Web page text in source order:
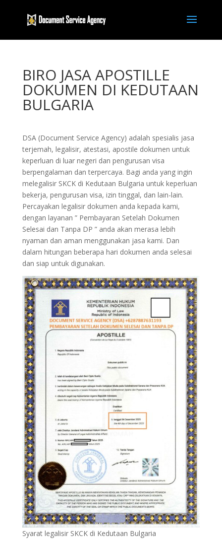
BIRO JASA APOSTILLE
DOKUMEN DI KEDUTAAN
BULGARIA
DSA (Document Service Agency) adalah spesialis jasa
terjemah, legalisir, atestasi, apostile dokumen untuk
keperluan di luar negeri dan pengurusan visa
berpengalaman dan terpercaya. Bagi anda yang ingin
melegalisir SKCK di Kedutaan Bulgaria untuk keperluan
bekerja, pengurusan visa, izin tinggal, dan lain-lain.
Percayakan legalisir dokumen anda kepada kami,
dengan layanan ” Pembayaran Setelah Dokumen
Selesai dan Tanpa DP ” anda akan merasa lebih
nyaman dan aman menggunakan jasa kami. Dan
dalam hitungan beberapa hari dokumen anda selesai
dan siap untuk digunakan.
Syarat legalisir SKCK di Kedutaan Bulgaria